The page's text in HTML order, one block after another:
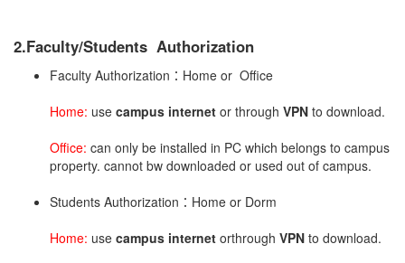
2.Faculty/Students Authorization
Faculty Authorization：Home or Office
Home: use campus internet or through VPN to download.
Office: can only be installed in PC which belongs to campus
property. cannot bw downloaded or used out of campus.
Students Authorization：Home or Dorm
Home: use campus internet orthrough VPN to download.